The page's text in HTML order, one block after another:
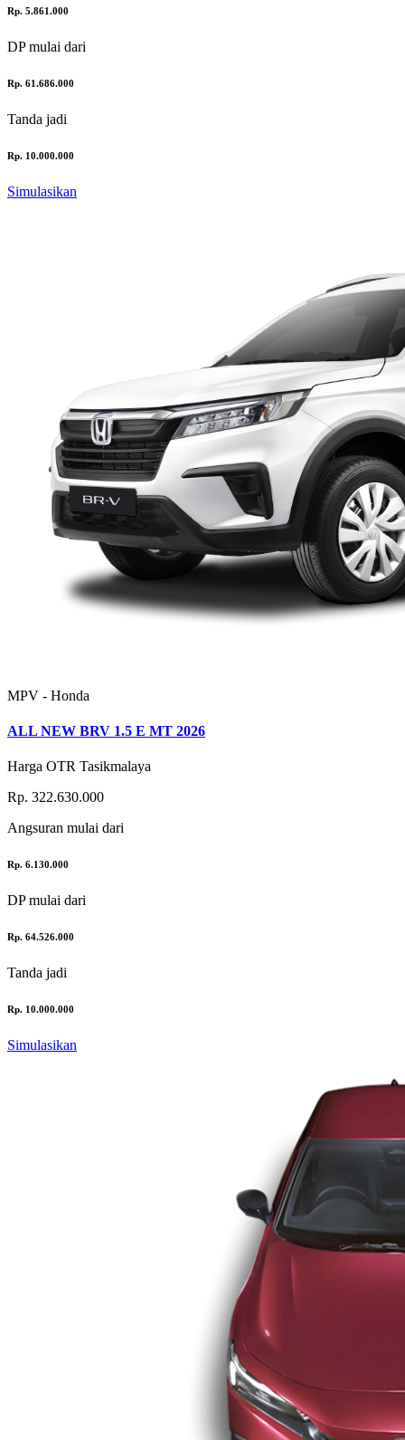
Rp. 5.861.000
DPmulai dari
Rp. 61.686.000
Tanda jadi
Rp. 10.000.000
Simulasikan
MPV - Honda
ALL NEW BRV 1.5 E MT 2026
Harga OTR Tasikmalaya
Rp. 322.630.000
Angsuran mulai dari
Rp. 6.130.000
DPmulai dari
Rp. 64.526.000
Tanda jadi
Rp. 10.000.000
Simulasikan